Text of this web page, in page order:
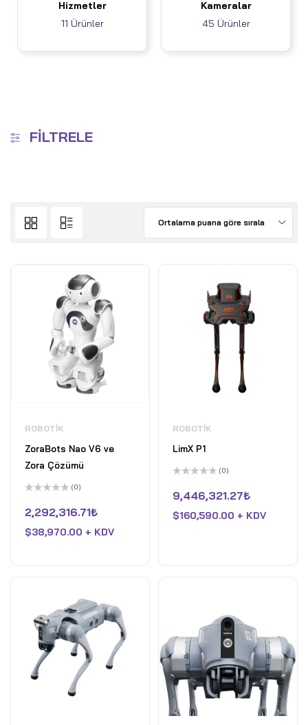
Hizmetler
11 Ürünler
Kameralar
45 Ürünler
FILTRELE
Ortalama puana göre sırala
ROBOTIK
ZoraBots Nao V6 ve
Zora Çözümü
üzerinden
0
aldı
(0)
2,292,316.71₺
$38,970.00 + KDV
ROBOTIK
LimX P1
üzerinden
0
aldı
(0)
9,446,321.27₺
$160,590.00 + KDV